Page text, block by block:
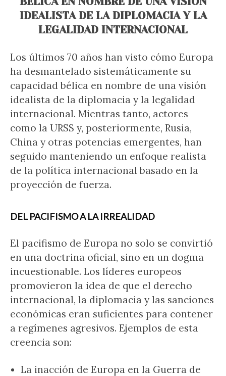
IDEALISTA DE LA DIPLOMACIA Y LA
LEGALIDAD INTERNACIONAL
Los últimos 70 años han visto cómo Europa
ha desmantelado sistemáticamente su
capacidad bélica en nombre de una visión
idealista de la diplomacia y la legalidad
internacional. Mientras tanto, actores
como la URSS y, posteriormente, Rusia,
China y otras potencias emergentes, han
seguido manteniendo un enfoque realista
de la política internacional basado en la
proyección de fuerza.
DEL PACIFISMO A LA IRREALIDAD
El pacifismo de Europa no solo se convirtió
en una doctrina oficial, sino en un dogma
incuestionable. Los líderes europeos
promovieron la idea de que el derecho
internacional, la diplomacia y las sanciones
económicas eran suficientes para contener
a regímenes agresivos. Ejemplos de esta
creencia son:
La inacción de Europa en la Guerra de